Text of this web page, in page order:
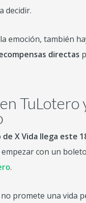
decidir.
emoción, también
directas
TuLotero
X Vida llega este
con un
.
no promete una vida